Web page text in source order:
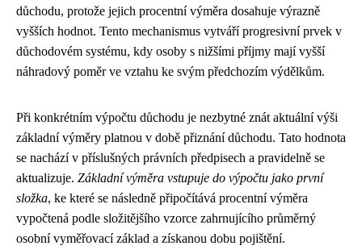
důchodu, protože jejich procentní výměra dosahuje výrazně
vyšších hodnot. Tento mechanismus vytváří progresivní prvek v
důchodovém systému, kdy osoby s nižšími příjmy mají vyšší
náhradový poměr ve vztahu ke svým předchozím výdělkům.
Při konkrétním výpočtu důchodu je nezbytné znát aktuální výši
základní výměry platnou v době přiznání důchodu. Tato hodnota
se nachází v příslušných právních předpisech a pravidelně se
aktualizuje. Základní výměra vstupuje do výpočtu jako první
složka, ke které se následně připočítává procentní výměra
vypočtená podle složitějšího vzorce zahrnujícího průměrný
osobní vyměřovací základ a získanou dobu pojištění.